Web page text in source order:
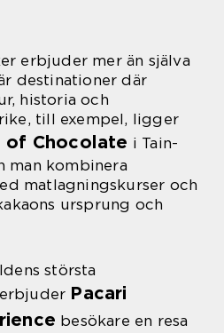
erbjuder mer än själva
destinationer där
historia och
till exempel, ligger
of Chocolate i Tain-
man kombinera
matlagningskurser och
ursprung och
största
Pacari
besökare en resa